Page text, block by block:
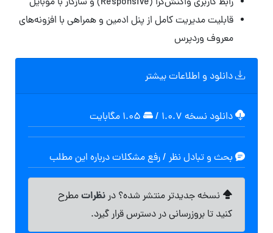
قابلیت مدیریت کامل از پنل ادمین و همراهی با افزونه‌های
معروف وردپرس
دانلود و اطلاعات بیشتر
دانلود نسخه ۱.۰.۷ /
بحث و تبادل نظر / رفع مشکلات درباره این مطلب
نسخه جدیدتر منتشر شده؟ درنظراتمطرح
کنید تا بروزرسانی در دسترس قرار گیرد.